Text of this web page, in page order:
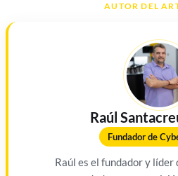
AUTOR DEL
Raúl
Fundador de
Raúl es el fundador y líder